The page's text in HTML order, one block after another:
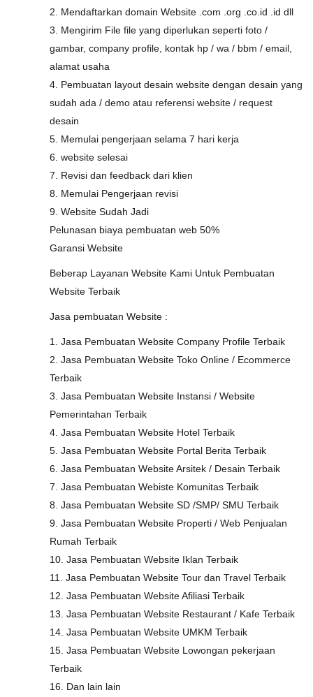
2. Mendaftarkan domain Website .com .org .co.id .id dll
3. Mengirim File file yang diperlukan seperti foto /
gambar, company profile, kontak hp / wa / bbm / email,
alamat usaha
4. Pembuatan layout desain website dengan desain yang
sudah ada / demo atau referensi website / request
desain
5. Memulai pengerjaan selama 7 hari kerja
6. website selesai
7. Revisi dan feedback dari klien
8. Memulai Pengerjaan revisi
9. Website Sudah Jadi
Pelunasan biaya pembuatan web 50%
Garansi Website
Beberap Layanan Website Kami Untuk Pembuatan
Website Terbaik
Jasa pembuatan Website :
1. Jasa Pembuatan Website Company Profile Terbaik
2. Jasa Pembuatan Website Toko Online / Ecommerce
Terbaik
3. Jasa Pembuatan Website Instansi / Website
Pemerintahan Terbaik
4. Jasa Pembuatan Website Hotel Terbaik
5. Jasa Pembuatan Website Portal Berita Terbaik
6. Jasa Pembuatan Website Arsitek / Desain Terbaik
7. Jasa Pembuatan Webiste Komunitas Terbaik
8. Jasa Pembuatan Website SD /SMP/ SMU Terbaik
9. Jasa Pembuatan Website Properti / Web Penjualan
Rumah Terbaik
10. Jasa Pembuatan Website Iklan Terbaik
11. Jasa Pembuatan Website Tour dan Travel Terbaik
12. Jasa Pembuatan Website Afiliasi Terbaik
13. Jasa Pembuatan Website Restaurant / Kafe Terbaik
14. Jasa Pembuatan Website UMKM Terbaik
15. Jasa Pembuatan Website Lowongan pekerjaan
Terbaik
16. Dan lain lain